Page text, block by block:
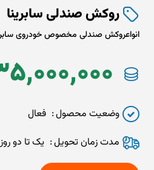
روکش صندلی سابرینا
انواعروکش صندلی مخصوص خودروی
وضعیت محصول
فعال
مدت زمان تحويل
یک تا دو روز